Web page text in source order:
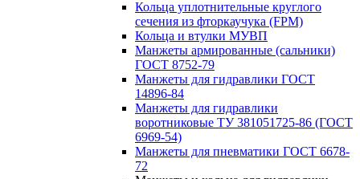
Кольца уплотнительные круглого
сечения из фторкаучука (FPM)
Кольца и втулки МУВП
Манжеты армированные (сальники)
ГОСТ 8752-79
Манжеты для гидравлики ГОСТ
14896-84
Манжеты для гидравлики
воротниковые ТУ 381051725-86 (ГОСТ
6969-54)
Манжеты для пневматики ГОСТ 6678-
72